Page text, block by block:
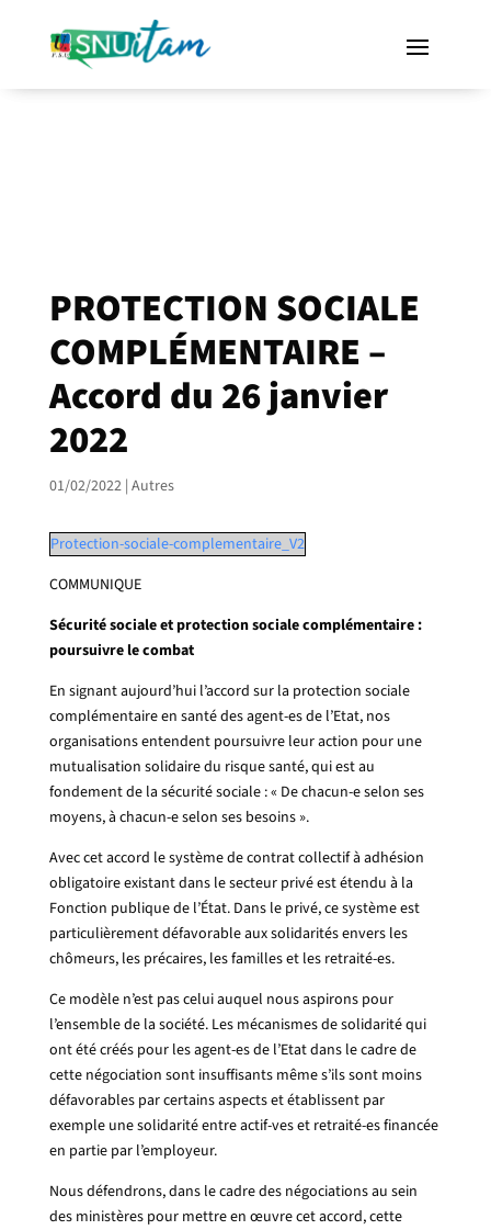
PROTECTION SOCIALE
COMPLÉMENTAIRE –
Accord du 26 janvier
2022
01/02/2022| Autres
Protection-sociale-complementaire_V2
COMMUNIQUE
Sécurité sociale et protection sociale complémentaire :
poursuivre le combat
En signant aujourd’hui l’accord sur la protection sociale
complémentaire en santé des agent-es de l’Etat, nos
organisations entendent poursuivre leur action pour une
mutualisation solidaire du risque santé, qui est au
fondement de la sécurité sociale : « De chacun-e selon ses
moyens, à chacun-e selon ses besoins ».
Avec cet accord le système de contrat collectif à adhésion
obligatoire existant dans le secteur privé est étendu à la
Fonction publique de l’État. Dans le privé, ce système est
particulièrement défavorable aux solidarités envers les
chômeurs, les précaires, les familles et les retraité-es.
Ce modèle n’est pas celui auquel nous aspirons pour
l’ensemble de la société. Les mécanismes de solidarité qui
ont été créés pour les agent-es de l’Etat dans le cadre de
cette négociation sont insuffisants même s’ils sont moins
défavorables par certains aspects et établissent par
exemple une solidarité entre actif-ves et retraité-es financée
en partie par l’employeur.
Nous défendrons, dans le cadre des négociations au sein
des ministères pour mettre en œuvre cet accord, cette